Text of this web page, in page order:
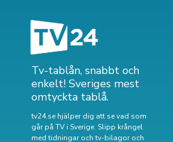
Tv-tablån, snabbt och
enkelt! Sveriges mest
omtyckta tablå.
tv24.se hjälper dig att se vad som
går på TV i Sverige. Slipp krångel
med tidningar och tv-bilagor och